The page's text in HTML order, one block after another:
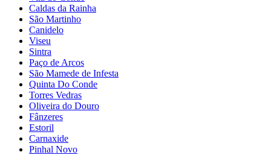
Caldas da Rainha
São Martinho
Canidelo
Viseu
Sintra
Paço de Arcos
São Mamede de Infesta
Quinta Do Conde
Torres Vedras
Oliveira do Douro
Fânzeres
Estoril
Carnaxide
Pinhal Novo